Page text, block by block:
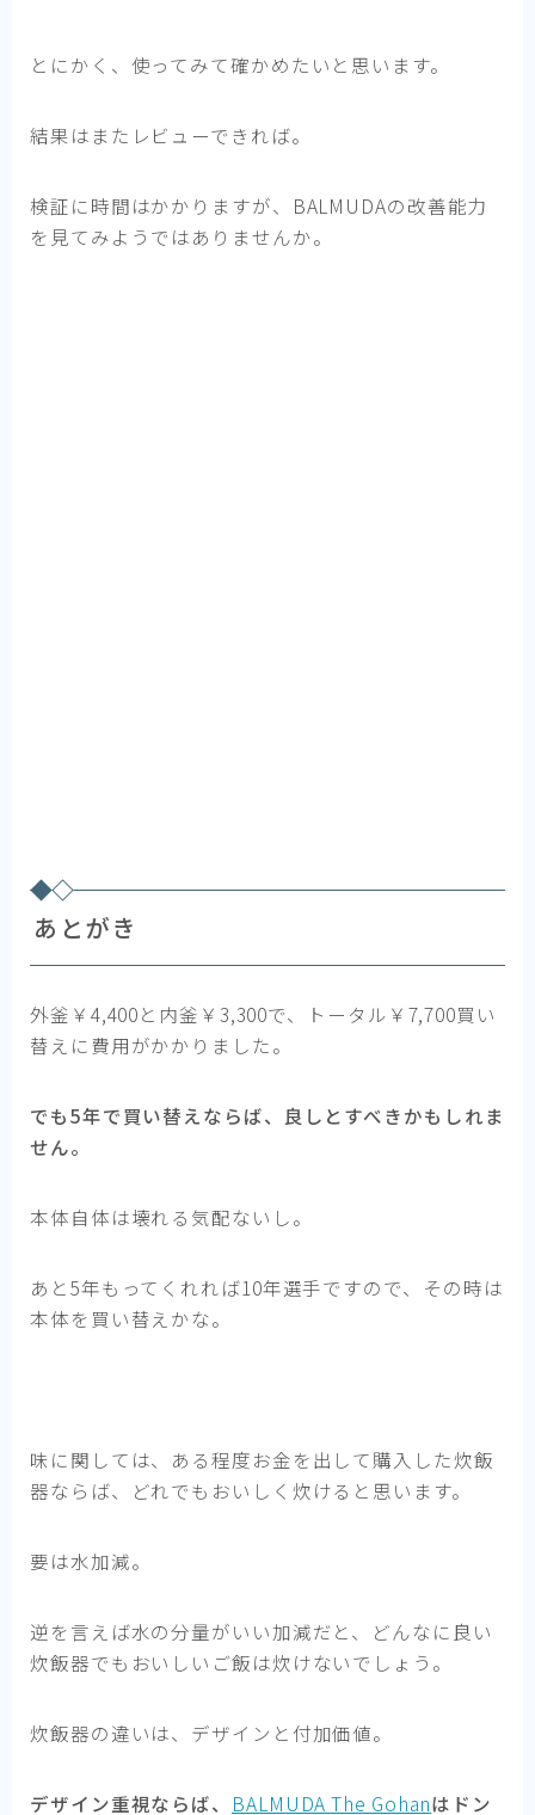
とにかく、使ってみて確かめたいと思います。
結果はまたレビューできれば。
検証に時間はかかりますが、BALMUDAの改善能力
を見てみようではありませんか。
あとがき
外釜￥4,400と内釜￥3,300で、トータル￥7,700買い
替えに費用がかかりました。
でも5年で買い替えならば、良しとすべきかもしれま
せん。
本体自体は壊れる気配ないし。
あと5年もってくれれば10年選手ですので、その時は
本体を買い替えかな。
味に関しては、ある程度お金を出して購入した炊飯
器ならば、どれでもおいしく炊けると思います。
要は水加減。
逆を言えば水の分量がいい加減だと、どんなに良い
炊飯器でもおいしいご飯は炊けないでしょう。
炊飯器の違いは、デザインと付加価値。
デザイン重視ならば、 BALMUDA The Gohanはドン